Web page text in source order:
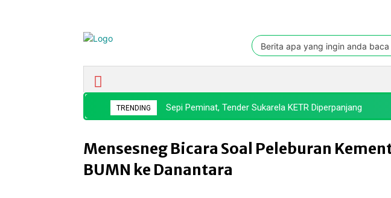
Pasar
Berita apa yang ingin anda baca
TRENDING Sepi Peminat, Tender Sukarela KETR Diperpanjang
Mensesneg Bicara Soal Peleburan
BUMN ke Danantara